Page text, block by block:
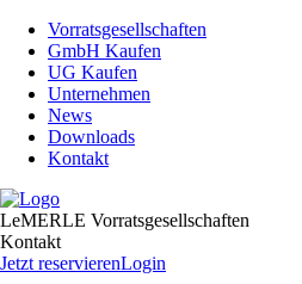
Vorratsgesellschaften
GmbH Kaufen
UG Kaufen
Unternehmen
News
Downloads
Kontakt
LeMERLE Vorratsgesellschaften
Kontakt
Jetzt reservierenLogin